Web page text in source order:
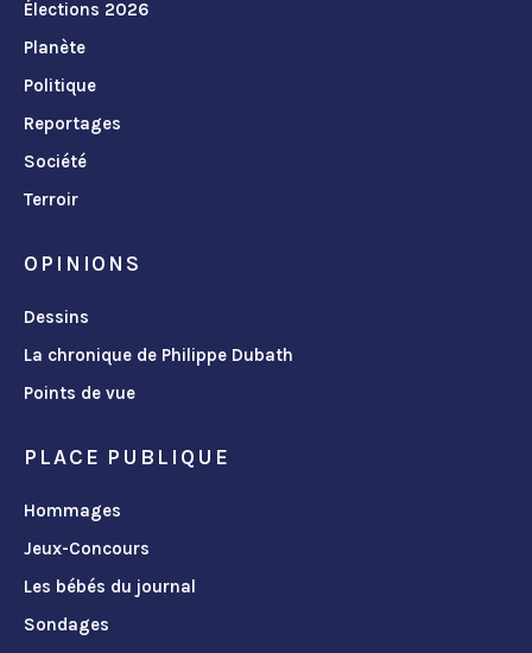
Élections 2026
Planète
Politique
Reportages
Société
Terroir
OPINIONS
Dessins
La chronique de Philippe Dubath
Points de vue
PLACE PUBLIQUE
Hommages
Jeux-Concours
Les bébés du journal
Sondages